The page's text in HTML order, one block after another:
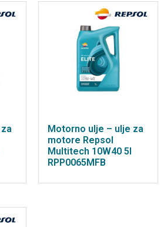
Motorno ulje – ulje za
motore Repsol
Multitech 10W40 5l
RPP0065MFB